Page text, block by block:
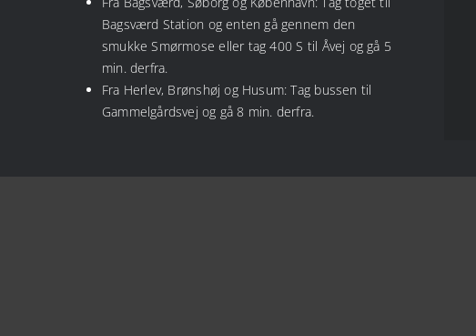
Bagsværd Station og enten gå gennem den
smukke Smørmose eller tag 400 S til Åvej og gå 5
min. derfra.
Fra Herlev, Brønshøj og Husum: Tag bussen til
Gammelgårdsvej og gå 8 min. derfra.